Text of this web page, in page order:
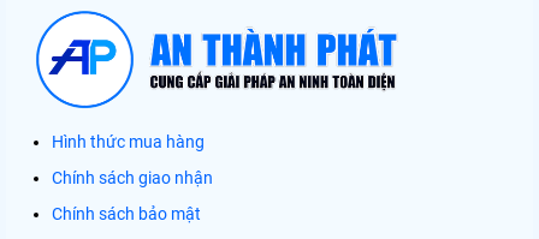
Hình thức mua hàng
Chính sách giao nhận
Chính sách bảo mật